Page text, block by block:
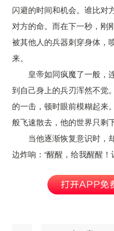
闪避的时间和机会。谁比对
对方的命。而在下一秒，刚
被其他人的兵器刺穿身体，
来。
皇帝如同疯魔了一般，
到自己身上的兵刃浑然不觉
的一击，顿时眼前模糊起来
般飞速散去，他的世界只剩
当他逐渐恢复意识时，
边炸响：“醒醒，给我醒醒